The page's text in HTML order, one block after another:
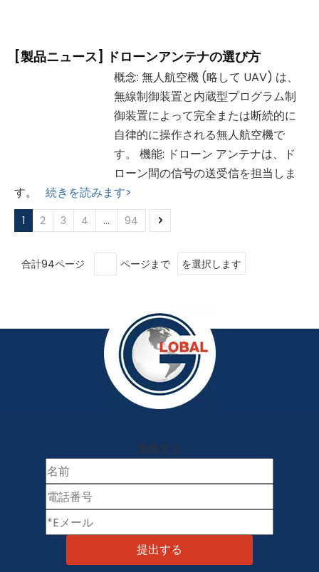
[製品ニュース] ドローンアンテナの選び方
概念: 無人航空機 (略して UAV) は、
無線制御装置と内蔵型プログラム制
御装置によって完全または断続的に
自律的に操作される無人航空機で
す。 機能: ドローン アンテナは、ド
ローン間の信号の送受信を担当しま
す。 続きを読みます>
1 2 3 4 ... 94
合計94ページ ページまで を選択します
連絡する
提出する